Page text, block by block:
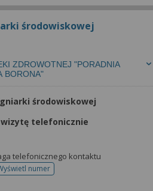
środowiskowej
ZDROWOTNEJ "PORADNIA
BORONA"
środowiskowej
telefonicznie
telefonicznego kontaktu
numer
telefonu do rejestracji